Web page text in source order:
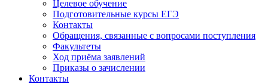
Целевое обучение
Подготовительные курсы ЕГЭ
Контакты
Обращения, связанные с вопросами поступления
Факультеты
Ход приёма заявлений
Приказы о зачислении
Контакты